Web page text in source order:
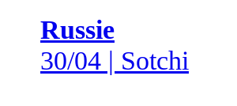
Russie
30/04 | Sotchi